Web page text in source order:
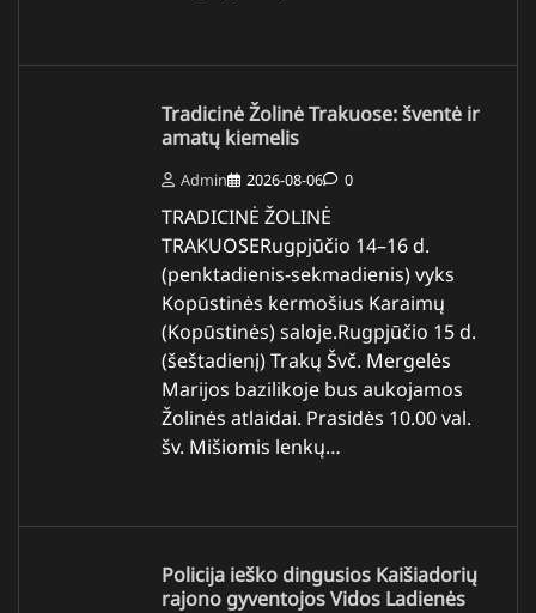
Tradicinė Žolinė Trakuose: šventė ir
amatų kiemelis
Admin 2026-08-06 0
TRADICINĖ ŽOLINĖ
TRAKUOSERugpjūčio 14–16 d.
(penktadienis-sekmadienis) vyks
Kopūstinės kermošius Karaimų
(Kopūstinės) saloje.Rugpjūčio 15 d.
(šeštadienį) Trakų Švč. Mergelės
Marijos bazilikoje bus aukojamos
Žolinės atlaidai. Prasidės 10.00 val.
šv. Mišiomis lenkų…
Policija ieško dingusios Kaišiadorių
rajono gyventojos Vidos Ladienės